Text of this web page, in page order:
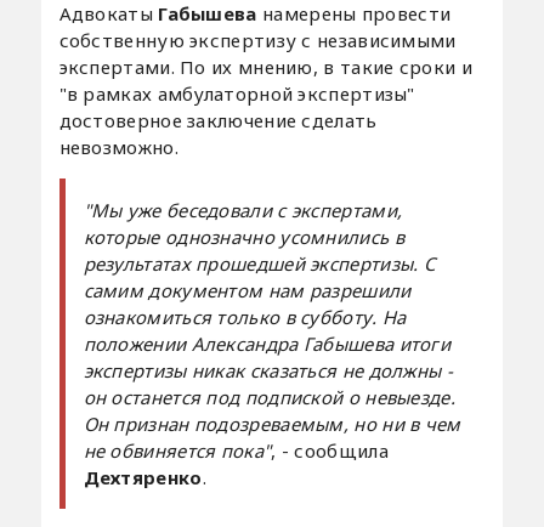
Адвокаты Габышева намерены провести
собственную экспертизу с независимыми
экспертами. По их мнению, в такие сроки и
"в рамках амбулаторной экспертизы"
достоверное заключение сделать
невозможно.
"Мы уже беседовали с экспертами,
которые однозначно усомнились в
результатах прошедшей экспертизы. С
самим документом нам разрешили
ознакомиться только в субботу. На
положении Александра Габышева итоги
экспертизы никак сказаться не должны -
он останется под подпиской о невыезде.
Он признан подозреваемым, но ни в чем
не обвиняется пока", - сообщила
Дехтяренко.